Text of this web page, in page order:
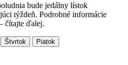
bude jedálny lístok
týždeň. Podrobné informácie
čítajte ďalej.
Štvrtok Piatok